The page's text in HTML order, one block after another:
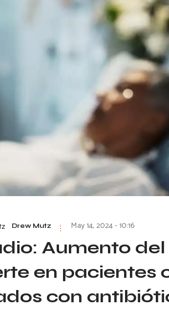
Drew Mutz May 14, 2024 - 10:16
Aumento del
en pacientes
con